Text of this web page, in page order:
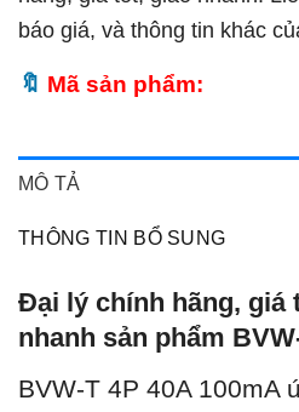
báo giá, và thông tin khác
Mã sản phẩm:
MÔ TẢ
THÔNG TIN BỔ SUNG
Đại lý chính hãng, giá
nhanh sản phẩm
BVW-T 4P 40A 100mA